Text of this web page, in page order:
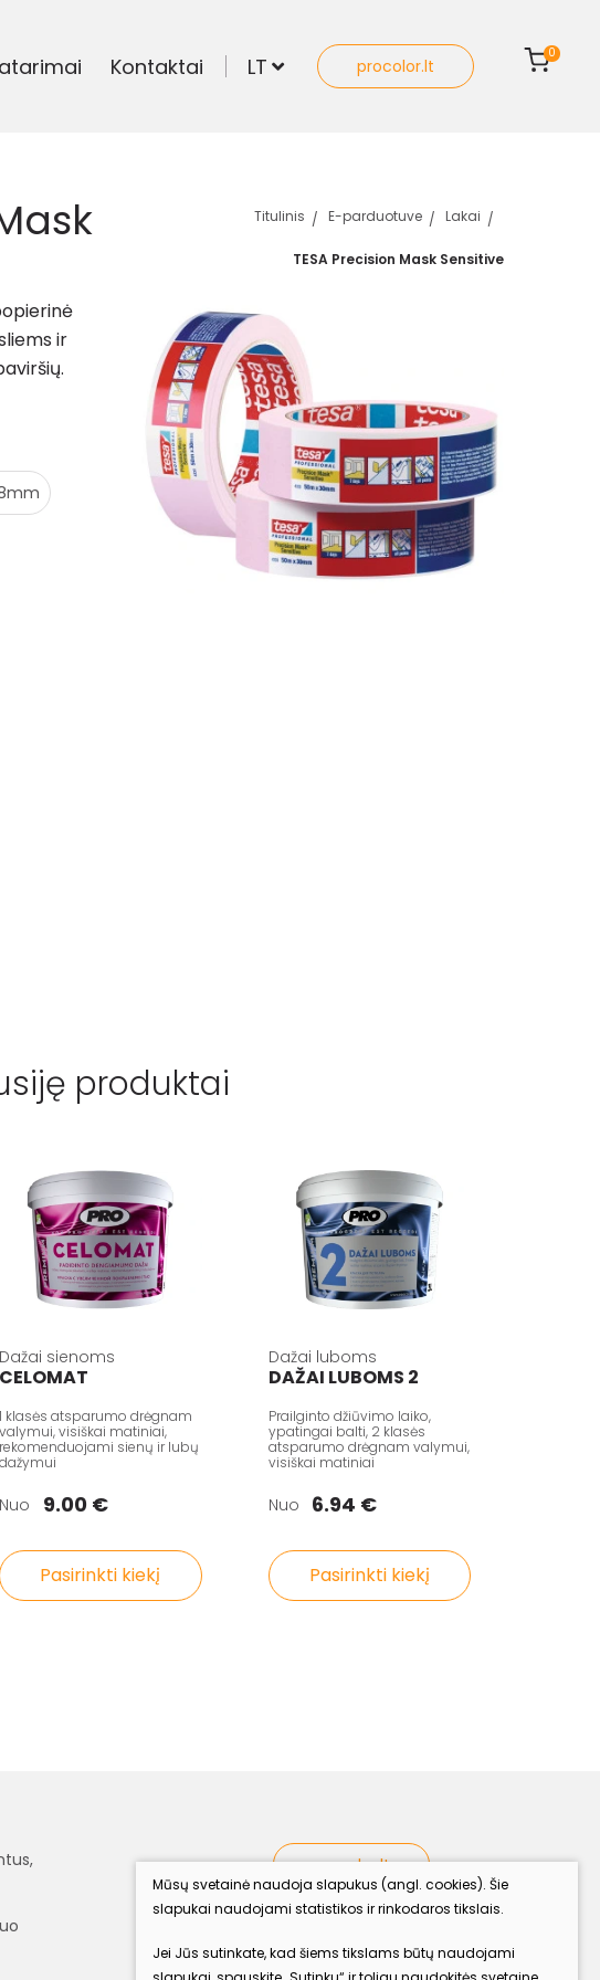
Kontaktai LT procolor.lt
0
Titulinis E-parduotuve Lakai
TESA Precision Mask Sensitive
ir
.
produktai
Dažai sienoms
CELOMAT
1 klasės atsparumo drėgnam
valymui, visiškai matiniai,
rekomenduojami sienų ir lubų
dažymui
Nuo 9.00 €
Pasirinkti kiekį
Dažai luboms
DAŽAI LUBOMS 2
Prailginto džiūvimo laiko,
ypatingai balti, 2 klasės
atsparumo drėgnam valymui,
visiškai matiniai
Nuo 6.94 €
Pasirinkti kiekį
procolor.lt
Mūsų svetainė naudoja slapukus (angl. cookies). Šie
slapukai naudojami statistikos ir rinkodaros tikslais.
Jei Jūs sutinkate, kad šiems tikslams būtų naudojami